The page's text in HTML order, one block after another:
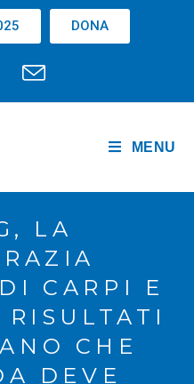
DONA
MENU
LA
CARPI E
CHE
DEVE